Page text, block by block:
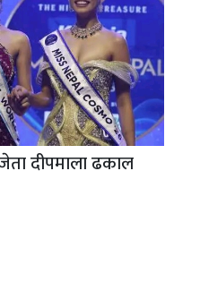
दीपमाला ढकाल